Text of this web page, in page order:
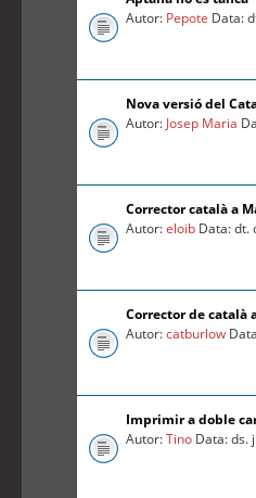
Autor: Pepote Data:
Nova versió del
Autor: Josep Maria
Corrector català a
Autor:eloib Data: dt.
Corrector de català
Autor:catburlow
Imprimir a doble
Autor:Tino Data: ds.